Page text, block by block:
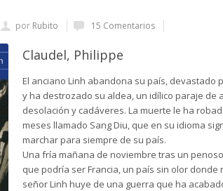
por Rubito 15 Comentarios
Claudel, Philippe
El anciano Linh abandona su país, devastado
y ha destrozado su aldea, un idílico paraje de
desolación y cadáveres. La muerte le ha
meses llamado Sang Diu, que en su idioma
marchar para siempre de su país.
Una fría mañana de noviembre tras un
que podría ser Francia, un país sin olor donde
señor Linh huye de una guerra que ha